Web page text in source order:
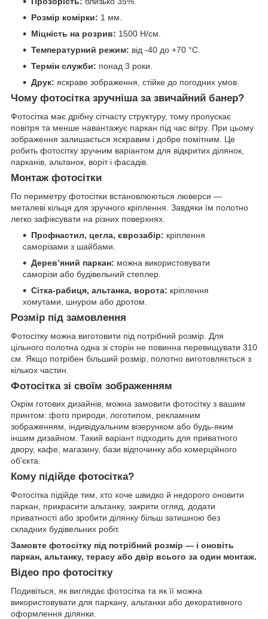
Розмір комірки: 1 мм.
Міцність на розрив: 1500 Н/см.
Температурний режим: від -40 до +70 °C.
Термін служби: понад 3 роки.
Друк: яскраве зображення, стійке до погодних умов.
Чому фотосітка зручніша за звичайний банер?
Фотосітка має дрібну сітчасту структуру, тому пропускає
повітря та менше навантажує паркан під час вітру. При цьому
зображення залишається яскравим і добре помітним. Це
робить фотосітку зручним варіантом для відкритих ділянок,
парканів, альтанок, воріт і фасадів.
Монтаж фотосітки
По периметру фотосітки встановлюються люверси —
металеві кільця для зручного кріплення. Завдяки їм полотно
легко зафіксувати на різних поверхнях.
Профнастил, цегла, єврозабір: кріплення
саморізами з шайбами.
Дерев’яний паркан: можна використовувати
саморізи або будівельний степлер.
Сітка-рабиця, альтанка, ворота: кріплення
хомутами, шнуром або дротом.
Розмір під замовлення
Фотосітку можна виготовити під потрібний розмір. Для
цільного полотна одна зі сторін не повинна перевищувати 310
см. Якщо потрібен більший розмір, полотно виготовляється з
кількох частин.
Фотосітка зі своїм зображенням
Окрім готових дизайнів, можна замовити фотосітку з вашим
принтом: фото природи, логотипом, рекламним
зображенням, індивідуальним візерунком або будь-яким
іншим дизайном. Такий варіант підходить для приватного
двору, кафе, магазину, бази відпочинку або комерційного
об’єкта.
Кому підійде фотосітка?
Фотосітка підійде тим, хто хоче швидко й недорого оновити
паркан, прикрасити альтанку, закрити огляд, додати
приватності або зробити ділянку більш затишною без
складних будівельних робіт.
Замовте фотосітку під потрібний розмір — і оновіть
паркан, альтанку, терасу або двір всього за один монтаж.
Відео про фотосітку
Подивіться, як виглядає фотосітка та як її можна
використовувати для паркану, альтанки або декоративного
оформлення ділянки.